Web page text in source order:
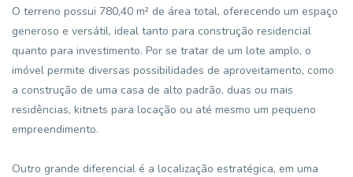
O terreno possui 780,40 m² de área total, oferecendo um espaço
generoso e versátil, ideal tanto para construção residencial
quanto para investimento. Por se tratar de um lote amplo, o
imóvel permite diversas possibilidades de aproveitamento, como
a construção de uma casa de alto padrão, duas ou mais
residências, kitnets para locação ou até mesmo um pequeno
empreendimento.
Outro grande diferencial é a localização estratégica, em uma